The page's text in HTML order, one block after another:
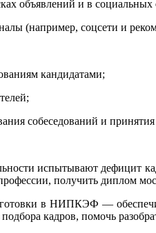
объявлений и в социальных
(например, соцсети и
кандидатами;
собеседований и
испытывают дефицит
получить диплом
в НИПКЭФ —
кадров, помочь